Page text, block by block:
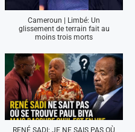
Cameroun | Limbé: Un
glissement de terrain fait au
moins trois morts
RENÉ SADI: JE NE SAIS PAS OÙ